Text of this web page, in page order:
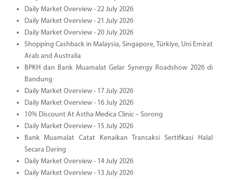
Daily Market Overview - 22 July 2026
Daily Market Overview - 21 July 2026
Daily Market Overview - 20 July 2026
Shopping Cashback in Malaysia, Singapore, Türkiye, Uni Emirat
Arab and Australia
BPKH dan Bank Muamalat Gelar Synergy Roadshow 2026 di
Bandung
Daily Market Overview - 17 July 2026
Daily Market Overview - 16 July 2026
10% Discount At Astha Medica Clinic – Sorong
Daily Market Overview - 15 July 2026
Bank Muamalat Catat Kenaikan Transaksi Sertifikasi Halal
Secara Daring
Daily Market Overview - 14 July 2026
Daily Market Overview - 13 July 2026